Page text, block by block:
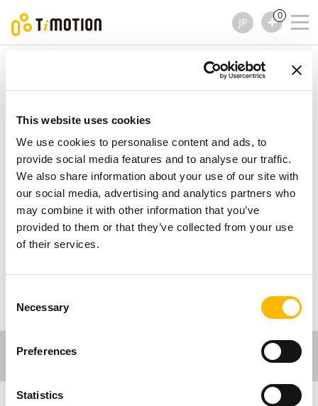
This website uses cookies
We use cookies to personalise content and ads, to
provide social media features and to analyse our traffic.
We also share information about your use of our site with
our social media, advertising and analytics partners who
may combine it with other information that you’ve
provided to them or that they’ve collected from your use
of their services.
Selection
Necessary
Preferences
Statistics
JP
0
TJB10 シリーズ
TJB10 シリーズ
アクセサリー